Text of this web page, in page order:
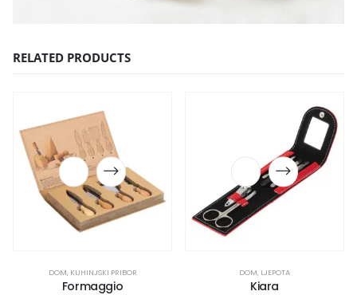
RELATED PRODUCTS
DOM, KUHINJSKI PRIBOR
Formaggio
DOM, LJEPOTA
Kiara